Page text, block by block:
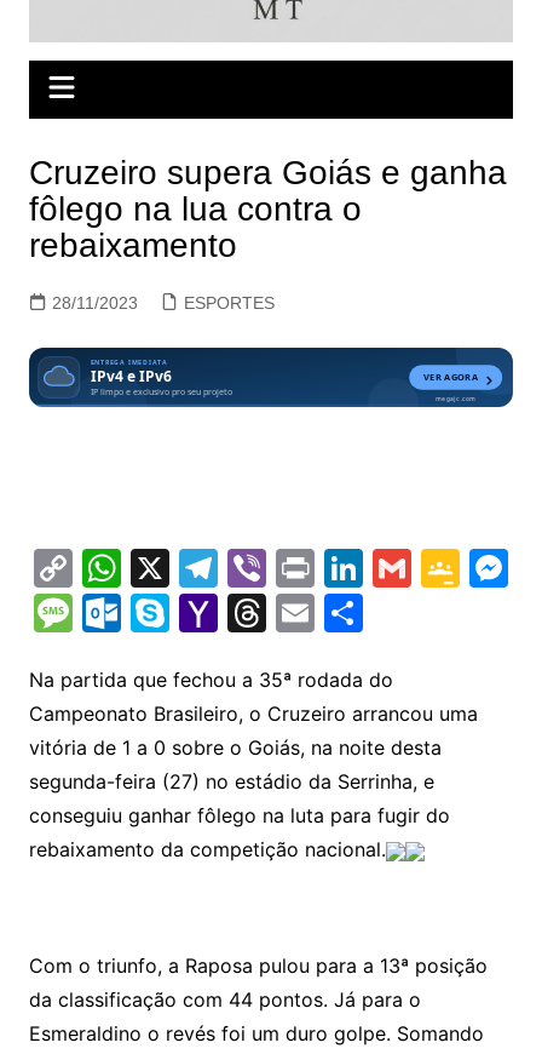
Cruzeiro supera Goiás e ganha
fôlego na lua contra o
rebaixamento
28/11/2023 ESPORTES
C
o
p
y
Li
n
k
W
h
at
s
A
p
p
X T
el
e
gr
a
m
Vi
b
er
Pr
in
t
Li
n
k
e
dI
n
G G
e
o
M
M
s
s
a
g
e
O
lo
o
k.
c
o
S
y
p
e
Y
h
o
o
M
ai
T
e
a
d
s
E
ai
l
S
ar
e
Na partida que fechou a 35ª rodada do
Campeonato Brasileiro, o Cruzeiro arrancou uma
vitória de 1 a 0 sobre o Goiás, na noite desta
segunda-feira (27) no estádio da Serrinha, e
conseguiu ganhar fôlego na luta para fugir do
rebaixamento da competição nacional.
Com o triunfo, a Raposa pulou para a 13ª posição
da classificação com 44 pontos. Já para o
Esmeraldino o revés foi um duro golpe. Somando